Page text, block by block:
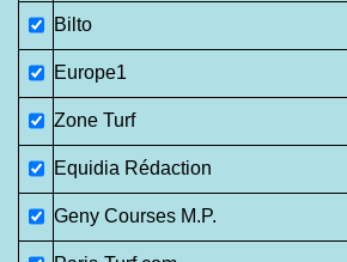
Bilto
Europe1
Zone Turf
Equidia Rédaction
Geny Courses M.P.